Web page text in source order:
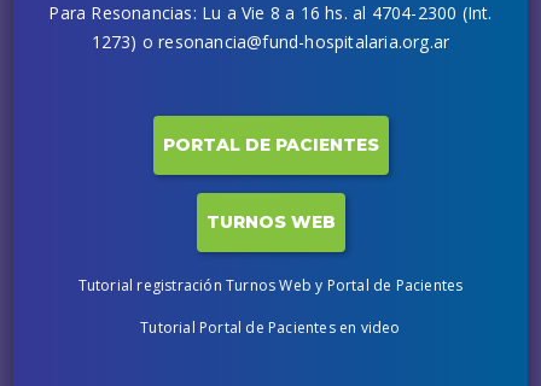
31 JULIO, 2020
tiempos de Covid-19
Profesionales de Fundación Hospitalaria han
Para Resonancias: Lu a Vie 8 a 16 hs. al 4704-2300 (Int.
1273) o resonancia@fund-hospitalaria.org.ar
PORTAL DE PACIENTES
TURNOS WEB
Tutorial registración Turnos Web y Portal de Pacientes
Tutorial Portal de Pacientes en video